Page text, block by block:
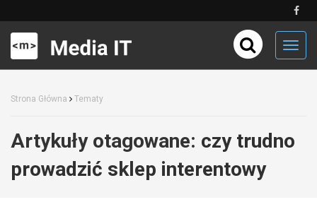
Strona Główna Tematy
Artykuły otagowane: czy trudno
prowadzić sklep interentowy